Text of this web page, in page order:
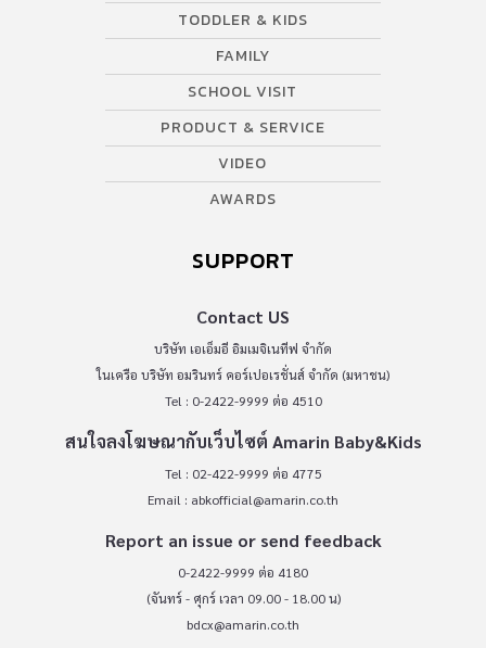
TODDLER & KIDS
FAMILY
SCHOOL VISIT
PRODUCT & SERVICE
VIDEO
AWARDS
SUPPORT
Contact US
บริษัท เอเอ็มอี อิมเมจิเนทีฟ จำกัด
ในเครือ บริษัท อมรินทร์ คอร์เปอเรชั่นส์ จำกัด (มหาชน)
Tel : 0-2422-9999 ต่อ 4510
สนใจลงโฆษณากับเว็บไซต์ Amarin Baby&Kids
Tel : 02-422-9999 ต่อ 4775
Email : abkofficial@amarin.co.th
Report an issue or send feedback
0-2422-9999 ต่อ 4180
(จันทร์ - ศุกร์ เวลา 09.00 - 18.00 น)
bdcx@amarin.co.th